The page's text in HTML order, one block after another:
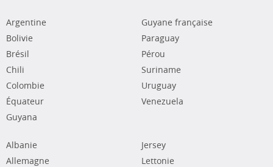
Argentine
Bolivie
Brésil
Chili
Colombie
Équateur
Guyana
Guyane française
Paraguay
Pérou
Suriname
Uruguay
Venezuela
Albanie
Allemagne
Jersey
Lettonie